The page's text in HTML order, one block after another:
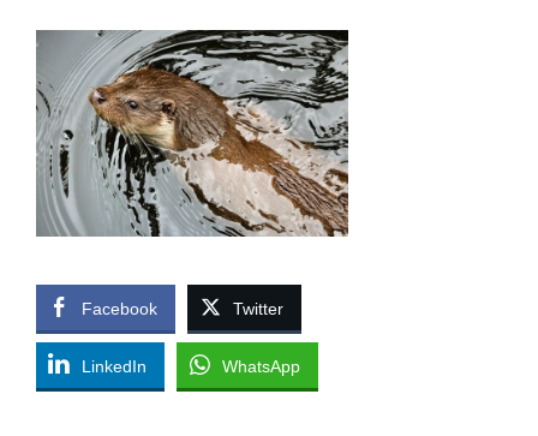
Facebook Twitter
LinkedIn WhatsApp